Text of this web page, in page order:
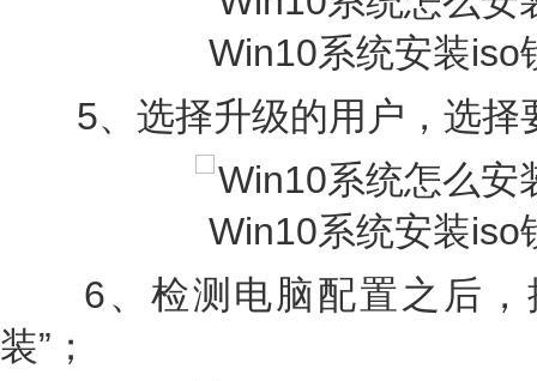
5、选择升级的用户，选择
6、检测电脑配置之后，
装”；